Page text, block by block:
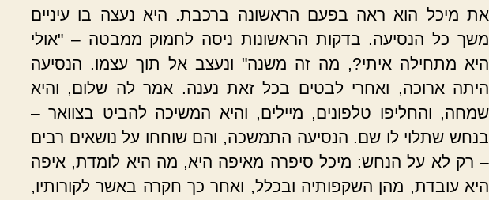
את מיכל הוא ראה בפעם הראשונה ברכבת. היא נעצה בו עיניים
משך כל הנסיעה. בדקות הראשונות ניסה לחמוק ממבטה – "אולי
היא מתחילה איתי?, מה זה משנה" ונעצב אל תוך עצמו. הנסיעה
היתה ארוכה, ואחרי לבטים בכל זאת נענה. אמר לה שלום, והיא
שמחה, והחליפו טלפונים, מיילים, והיא המשיכה להביט בצוואר –
בנחש שתלוי לו שם. הנסיעה התמשכה, והם שוחחו על נושאים רבים
– רק לא על הנחש: מיכל סיפרה מאיפה היא, מה היא לומדת, איפה
היא עובדת, מהן השקפותיה ובכלל, ואחר כך חקרה באשר לקורותיו,